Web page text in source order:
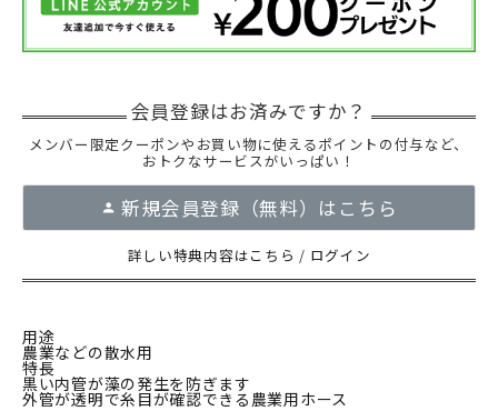
メンバー限定クーポンやお買い物に使えるポイントの付与など、
おトクなサービスがいっぱい！
新規会員登録（無料）はこちら
詳しい特典内容はこちら / ログイン
用途
農業などの散水用
特長
黒い内管が藻の発生を防ぎます
外管が透明で糸目が確認できる農業用ホース